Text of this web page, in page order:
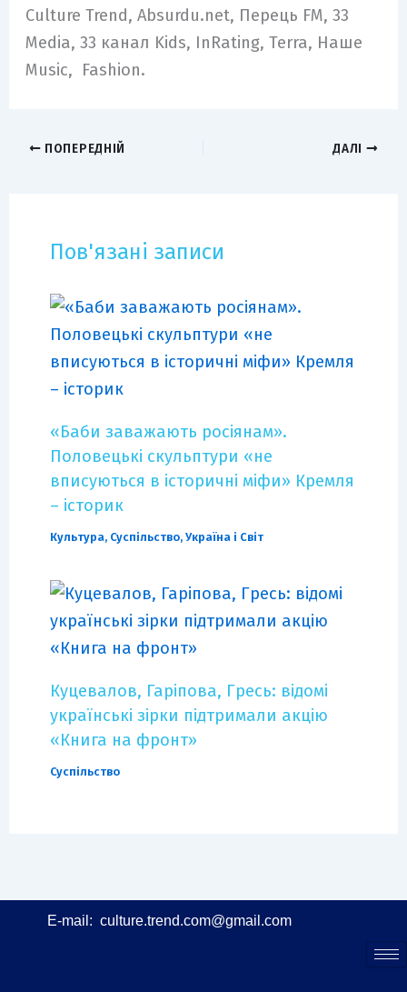
Culture Trend, Absurdu.net, Перець FM, 33
Media, 33 канал Kids, InRating, Terra, Наше
Music, Fashion.
ПОПЕРЕДНІЙ ДАЛІ
Пов'язані записи
«Баби заважають росіянам».
Половецькі скульптури «не
вписуються в історичні міфи» Кремля
– історик
Культура, Суспільство,Україна і Світ
Куцевалов, Гаріпова, Гресь: відомі
українські зірки підтримали акцію
«Книга на фронт»
Суспільство
E-mail: culture.trend.com@gmail.com